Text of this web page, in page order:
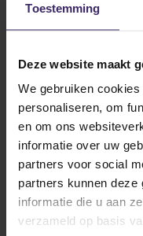
Toestemming
Deze website maakt
We gebruiken
personaliseren, om
en om ons
informatie over uw
partners voor social
partners kunnen deze
informatie die u aan
verzameld op basis
Nov
Awards
Julie Rodijk
Team’!